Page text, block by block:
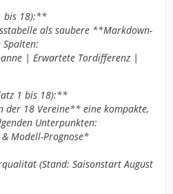
bis 18):**
als saubere **Markdown-
| Erwartete Tordifferenz |
1 bis 18):**
der 18 Vereine** eine kompakte,
Unterpunkten:
Modell-Prognose*
(Stand: Saisonstart August